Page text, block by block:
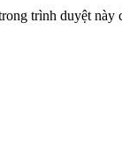
trình duyệt này